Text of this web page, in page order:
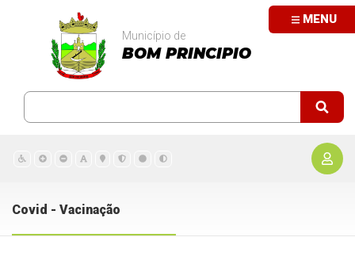
MENU
Município de
BOM PRINCIPIO
Covid - Vacinação